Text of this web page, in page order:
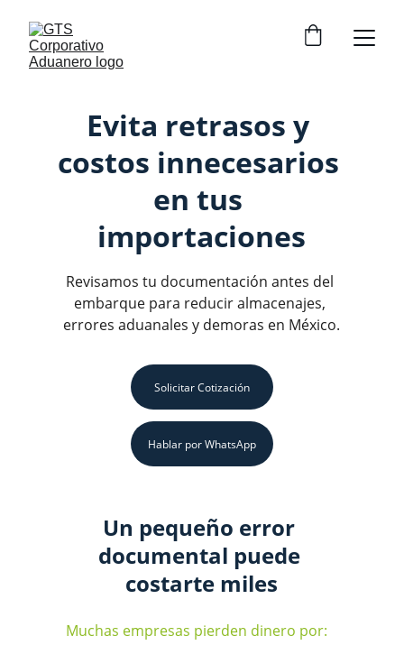
Evita retrasos y
costos innecesarios
en tus
importaciones
Revisamos tu documentación antes del
embarque para reducir almacenajes,
errores aduanales y demoras en México.
Solicitar Cotización
Hablar por WhatsApp
Un pequeño error
documental puede
costarte miles
Muchas empresas pierden dinero por: